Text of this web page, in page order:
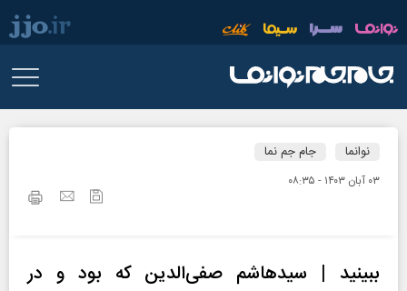
نوانما جام جم نما
۰۳ آبان ۱۴۰۳ - ۰۸:۳۵
ببینید | سیدهاشم صفی‌الدین که بود و در